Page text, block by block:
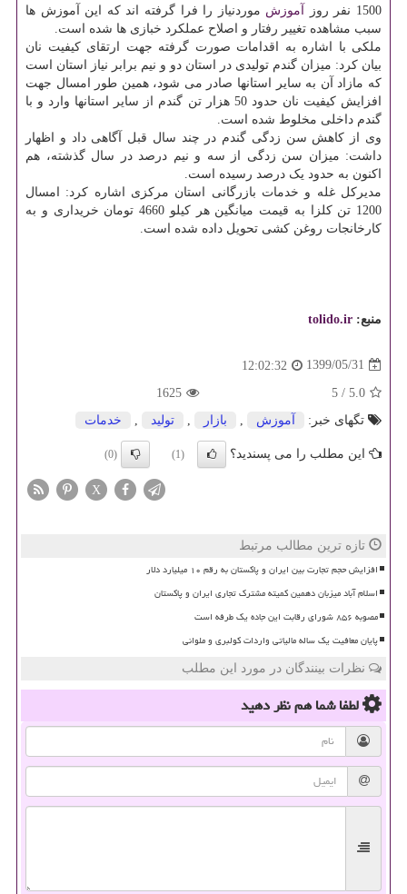
1500 نفر روز
آموزش موردنیاز را فرا گرفته اند که این آموزش ها
سبب مشاهده تغییر رفتار و اصلاح عملکرد خبازی ها شده است.
ملکی با اشاره به اقدامات صورت گرفته جهت ارتقای کیفیت نان
بیان کرد: میزان گندم تولیدی در استان دو و نیم برابر نیاز استان است
که مازاد آن به سایر استانها صادر می شود، همین طور امسال جهت
افزایش کیفیت نان حدود 50 هزار تن گندم از سایر استانها وارد و با
گندم داخلی مخلوط شده است.
وی از کاهش سن زدگی گندم در چند سال قبل آگاهی داد و اظهار
داشت: میزان سن زدگی از سه و نیم درصد در سال گذشته، هم
اکنون به حدود یک درصد رسیده است.
مدیرکل غله و خدمات بازرگانی استان مرکزی اشاره کرد: امسال
1200 تن کلزا به قیمت میانگین هر کیلو 4660 تومان خریداری و به
کارخانجات روغن کشی تحویل داده شده است.
منبع: tolido.ir
1399/05/31
12:02:32
5.0
/
5
1625
تگهای خبر:
آموزش بازار تولید خدمات
این مطلب را می پسندید؟ (1)
(0)
X
تازه ترین مطالب مرتبط
افزایش حجم تجارت بین ایران و پاکستان به رقم ۱۰ میلیارد دلار
اسلام آباد میزبان دهمین کمیته مشترک تجاری ایران و پاکستان
مصوبه ۸۵۶ شورای رقابت این جاده یک طرفه است
پایان معافیت یک ساله مالیاتی واردات کولبری و ملوانی
نظرات بینندگان در مورد این مطلب
لطفا شما همنظر دهید